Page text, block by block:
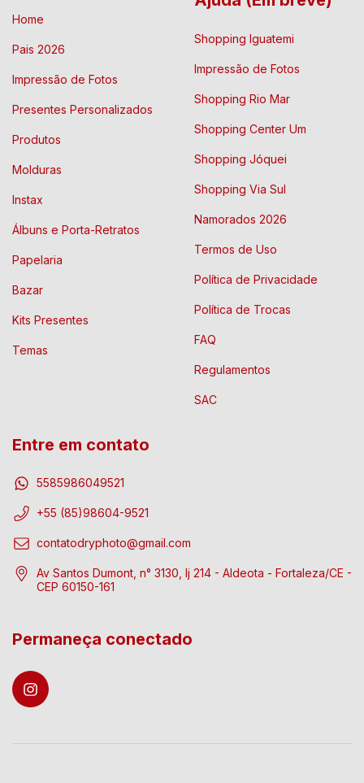
Home
Pais 2026
Impressão de Fotos
Presentes Personalizados
Produtos
Molduras
Instax
Álbuns e Porta-Retratos
Papelaria
Bazar
Kits Presentes
Temas
Shopping Iguatemi
Impressão de Fotos
Shopping Rio Mar
Shopping Center Um
Shopping Jóquei
Shopping Via Sul
Namorados 2026
Termos de Uso
Política de Privacidade
Política de Trocas
FAQ
Regulamentos
SAC
Entre em contato
5585986049521
+55 (85)98604-9521
contatodryphoto@gmail.com
Av Santos Dumont, n° 3130, lj 214 - Aldeota - Fortaleza/CE -
CEP 60150-161
Permaneça conectado